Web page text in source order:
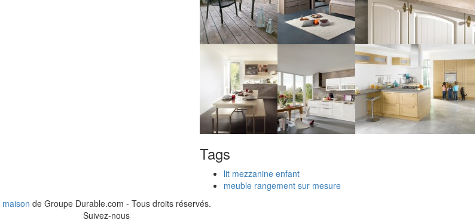
Tags
lit mezzanine enfant
meuble rangement sur mesure
maison de Groupe Durable.com - Tous droits réservés.
Suivez-nous